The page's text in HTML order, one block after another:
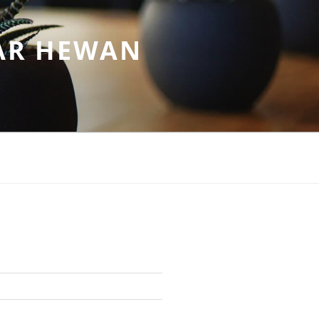
HEWAN